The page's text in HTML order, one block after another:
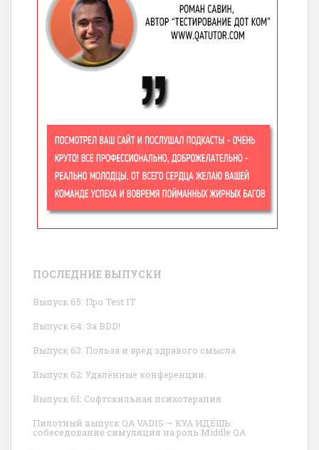
ПОСЛЕДНИЕ ВЫПУСКИ
Выпуск 65: Про Test IT
Выпуск 64: За BDD!
Выпуск 63: Польза и вред здравого смысла
Выпуск 62: Удалённые конференции.
Выпуск 61: Софтскильная психотерапия
Пилотный выпуск QA VADIS — КУА ИДЁШЬ:
собеседование симуляция на роль Middle QA